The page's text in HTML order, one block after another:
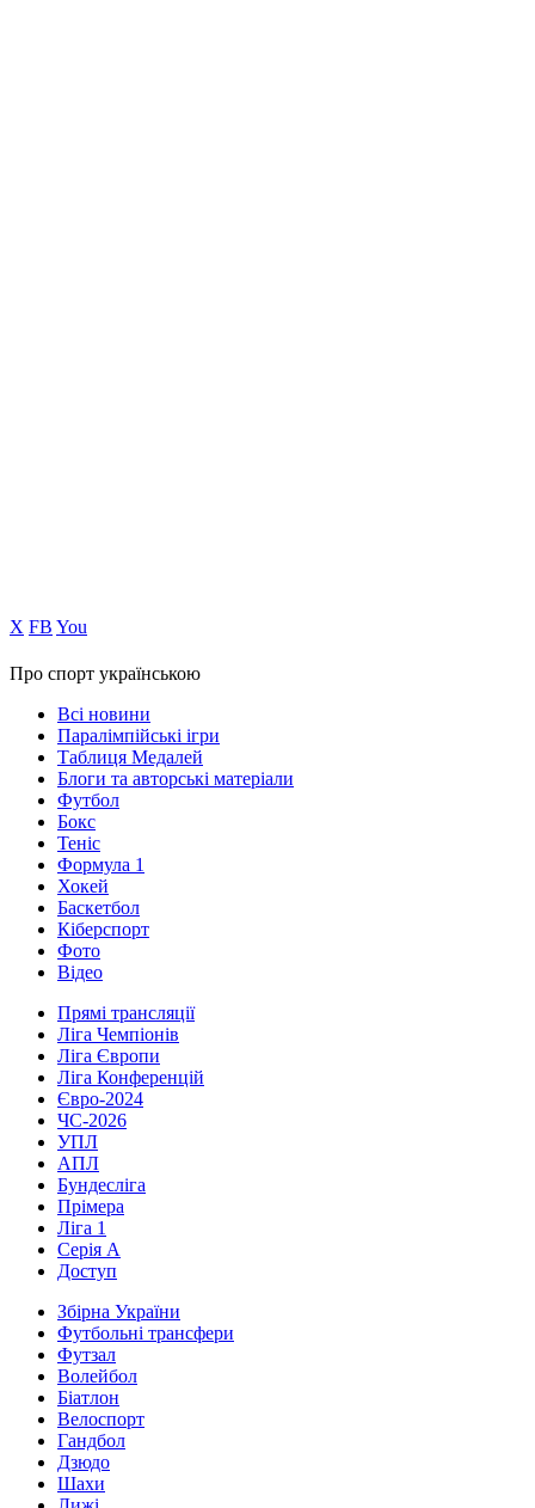
Х FB You
Про спорт українською
Всі новини
Паралімпійські ігри
Таблиця Медалей
Блоги та авторські матеріали
Футбол
Бокс
Теніс
Формула 1
Хокей
Баскетбол
Кіберспорт
Фото
Відео
Прямі трансляції
Ліга Чемпіонів
Ліга Європи
Ліга Конференцій
Євро-2024
ЧС-2026
УПЛ
АПЛ
Бундесліга
Прімера
Ліга 1
Серія А
Доступ
Збірна України
Футбольні трансфери
Футзал
Волейбол
Біатлон
Велоспорт
Гандбол
Дзюдо
Шахи